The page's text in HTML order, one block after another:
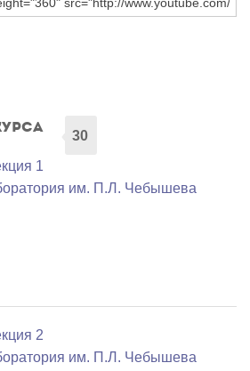
30
1
им. П.Л. Чебышева
2
им. П.Л. Чебышева